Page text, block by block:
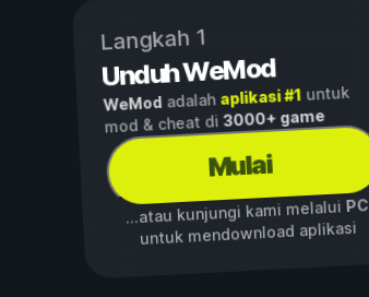
Langkah 1
Unduh WeMod
WeMod adalah aplikasi #1untuk
mod & cheat di3000+ game
Mulai
...atau kunjungi kami melalui PC
untuk mendownload aplikasi